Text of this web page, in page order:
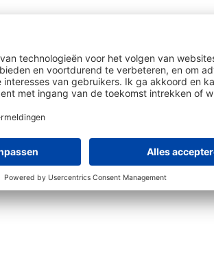
in een niet-
PVC-kanten, 2 of 3 mm dik
achterwand 12 mm dik